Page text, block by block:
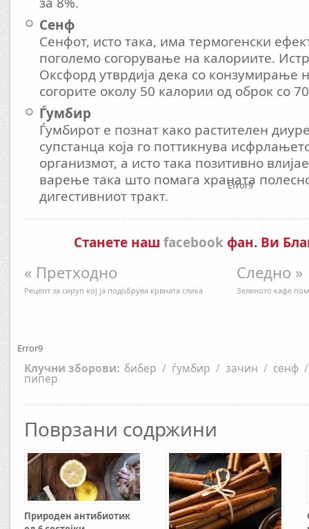
Сенф
Сенфот, исто така, има термогенски
поголемо согорување на калориите.
Оксфорд утврдија дека со конзумирање
согорите околу 50 калории од оброк со
Ѓумбир
Ѓумбирот е познат како растителен
супстанца која го поттикнува
организмот, а исто така позитивно
варење така што помага храната
дигестивниот тракт.
Станете наш facebookфан. Ви
« Претходно
Рецепт за сируп кој ја подобрува крвната слика
Следно »
Зеленото кафе
Error9
Error9
Клучни зборови: бибер / ѓумбир / зачин / сенф /
пипер
Поврзани содржини
Природен антибиотик